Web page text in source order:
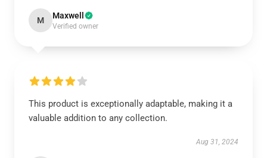
M Maxwell
Verified owner
This product is exceptionally adaptable, making it a
valuable addition to any collection.
Aug 31, 2024